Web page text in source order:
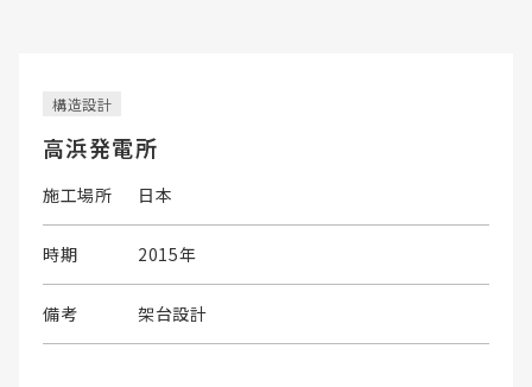
構造設計
高浜発電所
施工場所 日本
時期 2015年
備考 架台設計